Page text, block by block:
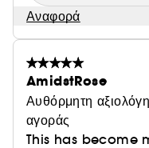
Αναφορά
AmidstRose
Αυθόρμητη
αγοράς
This has become